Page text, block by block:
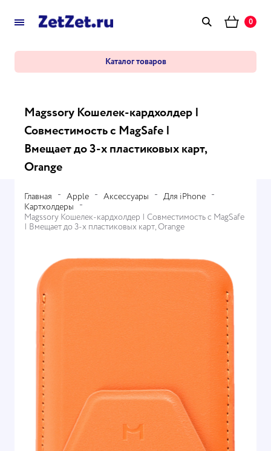
0
Каталог товаров
Magssory Кошелек-кардхолдер |
Совместимость с MagSafe |
Вмещает до 3-х пластиковых карт,
Orange
Главная Apple Аксессуары
Для iPhone
Картхолдеры
Magssory Кошелек-кардхолдер | Совместимость с MagSafe
| Вмещает до 3-х пластиковых карт, Orange